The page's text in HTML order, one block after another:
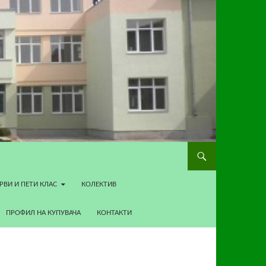
И ПЕТИ КЛАС КОЛЕКТИВ
ПРОФИЛ НА КУПУВАЧА КОНТАКТИ